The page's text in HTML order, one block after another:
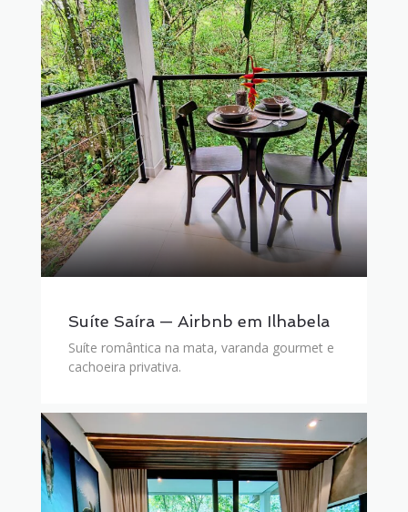
Suíte Saíra — Airbnb em Ilhabela
Suíte romântica na mata, varanda gourmet e
cachoeira privativa.